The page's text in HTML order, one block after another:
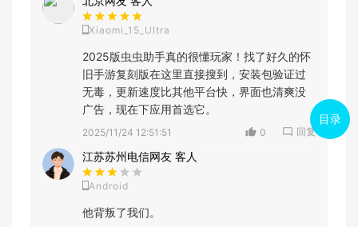
Xiaomi_15_Ultra
2025版虫虫助手真的很懂玩家！找了好久的怀
旧手游复刻版在这里直接搜到，安装包验证过
无毒，更新速度比其他平台快，界面也清爽没
广告，现在下应用首选它。
2025/11/24 12:51:51 0 回复
江苏苏州电信网友 客人
Android
他背叛了我们。
目录